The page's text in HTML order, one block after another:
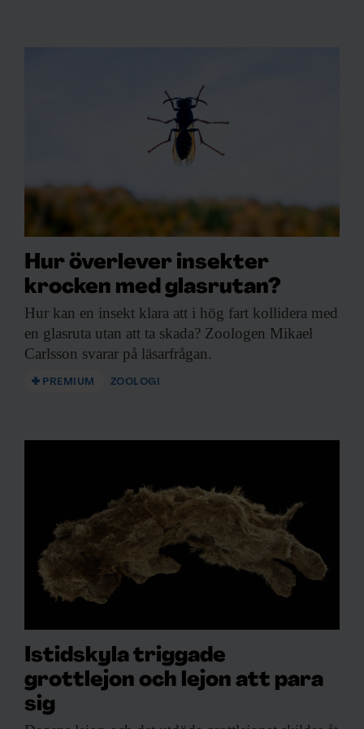
Hur överlever insekter
krocken med glasrutan?
Hur kan en insekt klara att i hög fart kollidera med
en glasruta utan att ta skada? Zoologen Mikael
Carlsson svarar på läsarfrågan.
PREMIUM ZOOLOGI
Istidskyla triggade
grottlejon och lejon att para
sig